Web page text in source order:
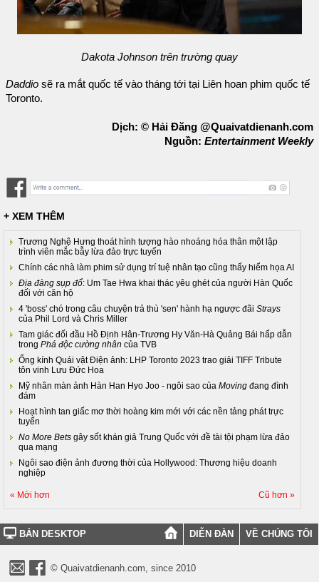
Dakota Johnson trên trường quay
Daddio sẽ ra mắt quốc tế vào tháng tới tại Liên hoan phim quốc tế
Toronto.
Dịch: © Hải Đăng @Quaivatdienanh.com
Nguồn: Entertainment Weekly
+ XEM THÊM
Trương Nghệ Hưng thoát hình tượng hào nhoáng hóa thân một lập
trình viên mắc bẫy lừa đảo trực tuyến
Chính các nhà làm phim sử dụng trí tuệ nhân tạo cũng thấy hiểm họa AI
Địa đàng sụp đổ: Um Tae Hwa khai thác yêu ghét của người Hàn Quốc
đối với căn hộ
4 'boss' chó trong câu chuyện trả thù 'sen' hành hạ ngược đãi Strays
của Phil Lord và Chris Miller
Tam giác đối đầu Hồ Định Hân-Trương Hy Văn-Hà Quảng Bái hấp dẫn
trong Phá độc cường nhân của TVB
Ống kính Quái vật Điện ảnh: LHP Toronto 2023 trao giải TIFF Tribute
tôn vinh Lưu Đức Hoa
Mỹ nhân màn ảnh Hàn Han Hyo Joo - ngôi sao của Moving đang đình
đám
Hoạt hình tan giấc mơ thời hoàng kim mới với các nền tảng phát trực
tuyến
No More Bets gây sốt khán giả Trung Quốc với đề tài tội phạm lừa đảo
qua mạng
Ngôi sao điện ảnh đương thời của Hollywood: Thương hiệu doanh
nghiệp
« Mới hơn Cũ hơn »
BẢN DESKTOP DIỄN ĐÀN VỀ CHÚNG TÔI
© Quaivatdienanh.com, since 2010